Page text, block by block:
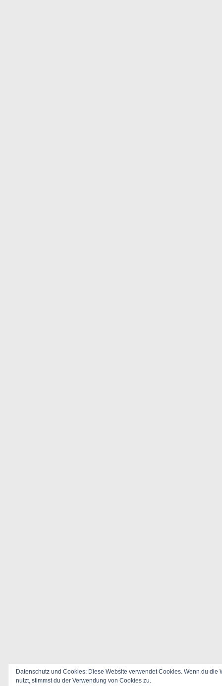
Datenschutz und Cookies: Diese Website verwendet Cookies. Wenn du die
nutzt, stimmst du der Verwendung von Cookies zu.